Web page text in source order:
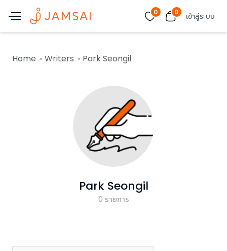
0 0 เข้าสู่ระบบ
Home Writers Park Seongil
Park Seongil
0 รายการ